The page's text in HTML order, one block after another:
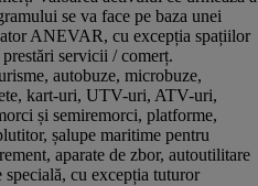
se va face pe baza unei
ANEVAR, cu excepția spațiilor
servicii / comerț.
autobuze, microbuze,
kart-uri, UTV-uri, ATV-uri,
și semiremorci, platforme,
șalupe maritime pentru
aparate de zbor, autoutilitare
cu excepția tuturor